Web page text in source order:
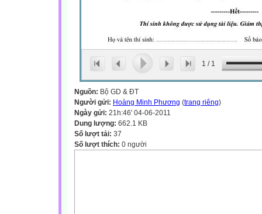
1 / 1
Nguồn: Bộ GD & ĐT
Người gửi: Hoàng Minh Phương (trang riêng)
Ngày gửi: 21h:46' 04-06-2011
Dung lượng: 662.1 KB
Số lượt tải: 37
Số lượt thích: 0 người